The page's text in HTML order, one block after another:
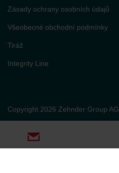
Copyright 2026 Zehnder Group AG
Zásady ochrany osobních údajů
Všeobecné obchodní podmínky
Tiráž
Integrity Line